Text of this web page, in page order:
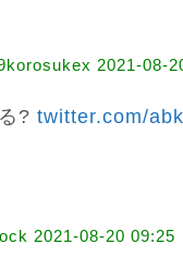
2021-08-
? twitter.com/
2021-08-20 09:25